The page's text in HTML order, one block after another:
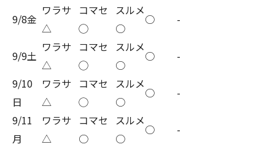
9/8金
ワラサ
△
コマセ
◯
スルメ
○
○ -
9/9土
ワラサ
△
コマセ
◯
スルメ
○
○
-
9/10
日
ワラサ
△
コマセ
◯
スルメ
○
○
-
9/11
月
ワラサ
△
コマセ
○
スルメ
○
○
-